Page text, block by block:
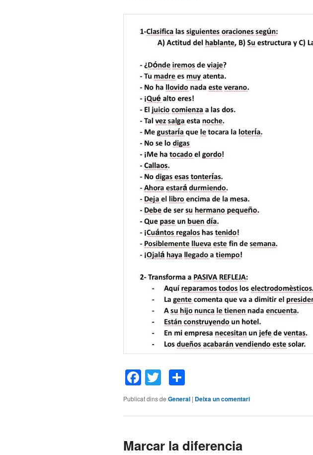
Facebook
Twitter
Publicat dins de General | Deixa un comentari
Marcar la diferencia